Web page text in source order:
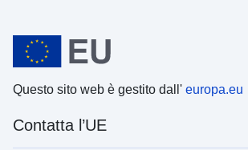
Questo sito web è gestito dall' europa.eu
Contatta l’UE